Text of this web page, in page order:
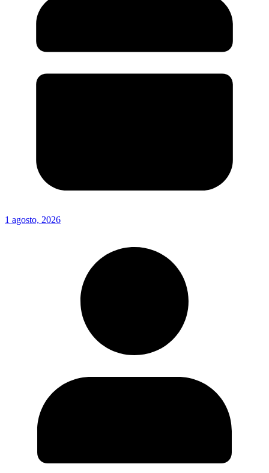
1 agosto, 2026